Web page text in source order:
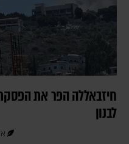
חיזבאללה הפר את
לבנון